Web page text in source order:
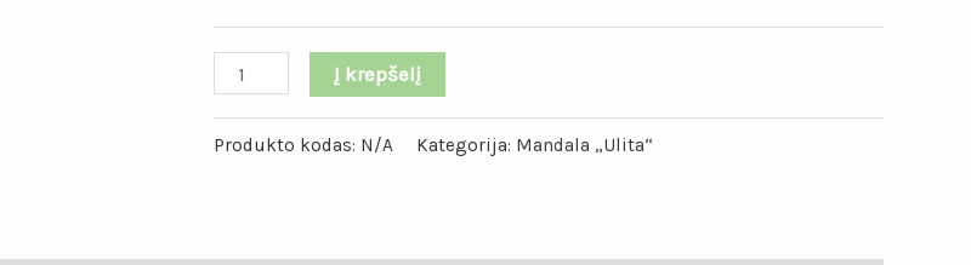
produkto
Švelnios
mandala
Į krepšelį
Produkto kodas: N/A Kategorija: Mandala „Ulita“